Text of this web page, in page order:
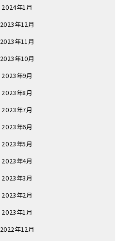
2024年1月
2023年12月
2023年11月
2023年10月
2023年9月
2023年8月
2023年7月
2023年6月
2023年5月
2023年4月
2023年3月
2023年2月
2023年1月
2022年12月